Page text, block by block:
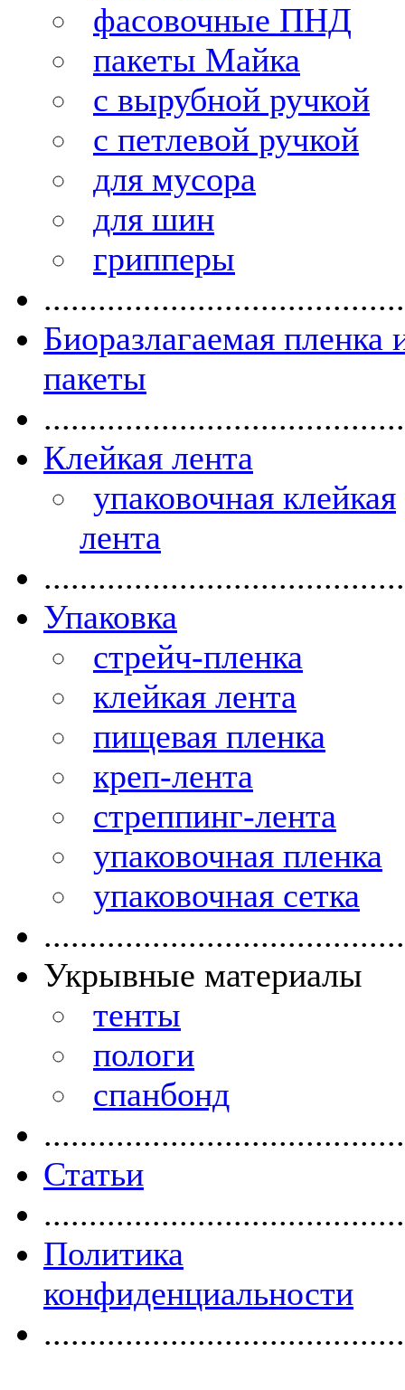
фасовочные ПНД
пакеты Майка
с вырубной ручкой
с петлевой ручкой
для мусора
для шин
грипперы
Биоразлагаемая пленка
пакеты
Клейкая лента
упаковочная клейкая
лента
Упаковка
стрейч-пленка
клейкая лента
пищевая пленка
креп-лента
стреппинг-лента
упаковочная пленка
упаковочная сетка
Укрывные материалы
тенты
пологи
спанбонд
Статьи
Политика
конфиденциальности